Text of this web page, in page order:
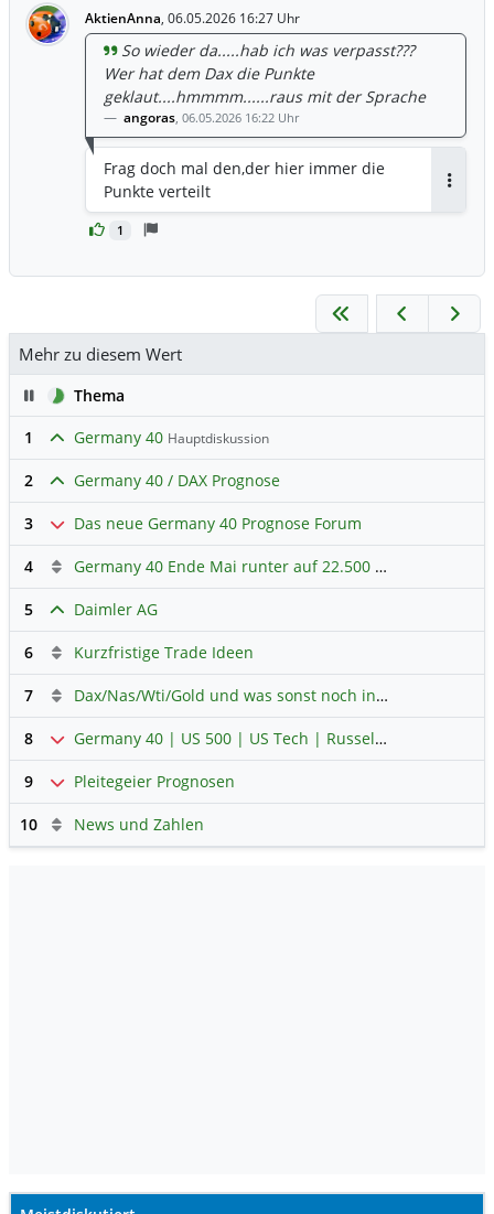
AktienAnna, 06.05.2026 16:27 Uhr
1
So wieder da.....hab ich was verpasst???
Wer hat dem Dax die Punkte
geklaut....hmmmm......raus mit der Sprache
angoras, 06.05.2026 16:22 Uhr
Frag doch mal den,der hier immer die
Punkte verteilt
Mehr zu diesem Wert
PauseThema
1
Germany 40 Hauptdiskussion
2 Germany 40 / DAX Prognose
3 Das neue Germany 40 Prognose Forum
4 Germany 40 Ende Mai runter auf 22.500 Punkte
5 Daimler AG
6 Kurzfristige Trade Ideen
7 Dax/Nas/Wti/Gold und was sonst noch interessant ist.
8 Germany 40 | US 500 | US Tech | Russel | Hong Kong 50
9 Pleitegeier Prognosen
10 News und Zahlen